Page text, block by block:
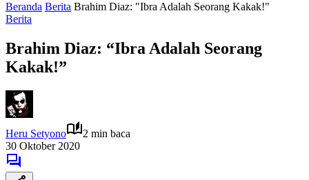
Beranda Berita Brahim Diaz: "Ibra Adalah Seorang Kakak!"
Berita
Brahim Diaz: “Ibra Adalah Seorang
Kakak!”
Heru Setyono
2 min baca
30 Oktober 2020